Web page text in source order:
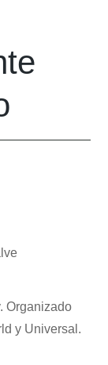
Organizado
y Universal.